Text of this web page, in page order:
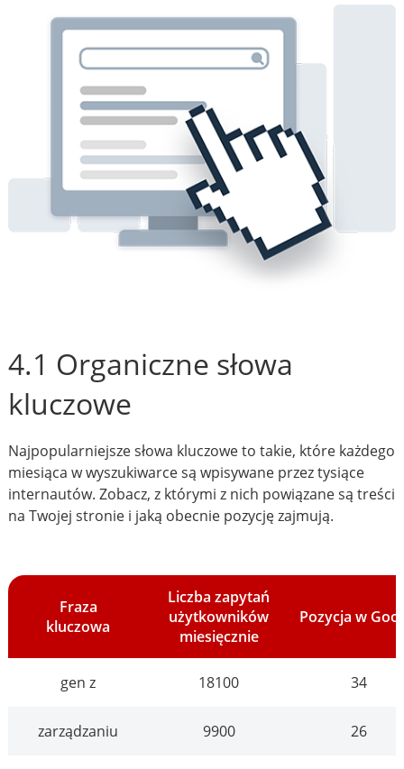
4.1 Organiczne słowa
kluczowe
Najpopularniejsze słowa kluczowe to takie, które każdego
miesiąca w wyszukiwarce są wpisywane przez tysiące
internautów. Zobacz, z którymi z nich powiązane są treści
na Twojej stronie i jaką obecnie pozycję zajmują.
Fraza
kluczowa
Liczba zapytań
użytkowników
miesięcznie
Pozycja w
gen z 18100 34
zarządzaniu 9900 26